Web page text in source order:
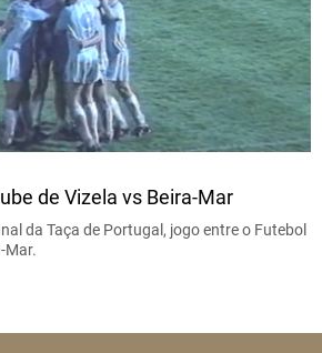
de Vizela vs Beira-Mar
da Taça de Portugal, jogo entre o Futebol
Mar.